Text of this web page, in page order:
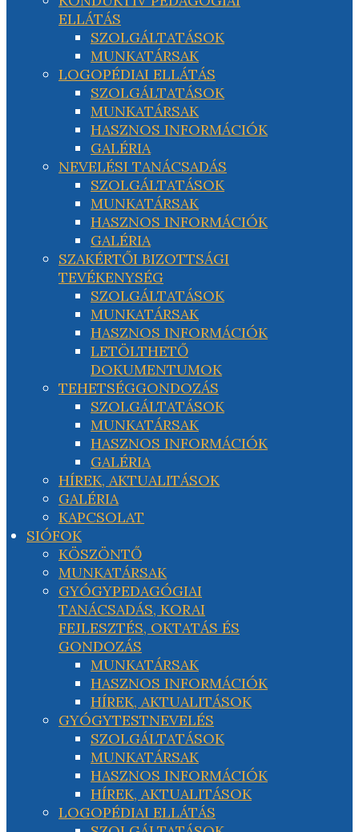
ELLÁTÁS
SZOLGÁLTATÁSOK
MUNKATÁRSAK
LOGOPÉDIAI ELLÁTÁS
SZOLGÁLTATÁSOK
MUNKATÁRSAK
HASZNOS INFORMÁCIÓK
GALÉRIA
NEVELÉSI TANÁCSADÁS
SZOLGÁLTATÁSOK
MUNKATÁRSAK
HASZNOS INFORMÁCIÓK
GALÉRIA
SZAKÉRTŐI BIZOTTSÁGI
TEVÉKENYSÉG
SZOLGÁLTATÁSOK
MUNKATÁRSAK
HASZNOS INFORMÁCIÓK
LETÖLTHETŐ
DOKUMENTUMOK
TEHETSÉGGONDOZÁS
SZOLGÁLTATÁSOK
MUNKATÁRSAK
HASZNOS INFORMÁCIÓK
GALÉRIA
HÍREK, AKTUALITÁSOK
GALÉRIA
KAPCSOLAT
SIÓFOK
KÖSZÖNTŐ
MUNKATÁRSAK
GYÓGYPEDAGÓGIAI
TANÁCSADÁS, KORAI
FEJLESZTÉS, OKTATÁS ÉS
GONDOZÁS
MUNKATÁRSAK
HASZNOS INFORMÁCIÓK
HÍREK, AKTUALITÁSOK
GYÓGYTESTNEVELÉS
SZOLGÁLTATÁSOK
MUNKATÁRSAK
HASZNOS INFORMÁCIÓK
HÍREK, AKTUALITÁSOK
LOGOPÉDIAI ELLÁTÁS